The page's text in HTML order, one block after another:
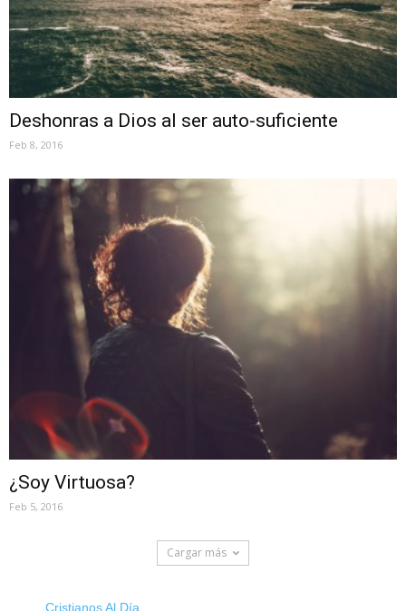
Deshonras a Dios al ser auto-suficiente
Feb 8, 2016
¿Soy Virtuosa?
Feb 5, 2016
Cargar más
Cristianos Al Día